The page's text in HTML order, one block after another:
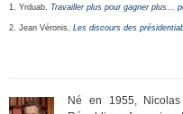
1. Yrduab, Travailler plus pour gagner plus…
2. Jean Véronis, Les discours des
Né en 1955,